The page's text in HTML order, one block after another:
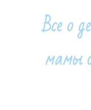
Все о
мамы